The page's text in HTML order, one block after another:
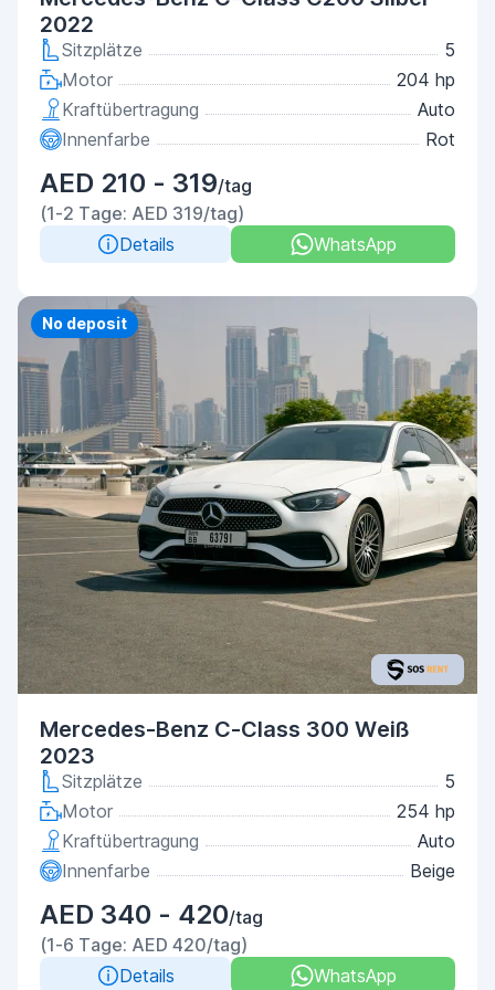
2022
Sitzplätze
5
Motor
204 hp
Kraftübertragung
Auto
Innenfarbe
Rot
AED 210 - 319/tag
(1-2 Tage: AED 319/tag)
Details
WhatsApp
No deposit
Mercedes-Benz C-Class 300 Weiß
2023
Sitzplätze
5
Motor
254 hp
Kraftübertragung
Auto
Innenfarbe
Beige
AED 340 - 420/tag
(1-6 Tage: AED 420/tag)
Details
WhatsApp